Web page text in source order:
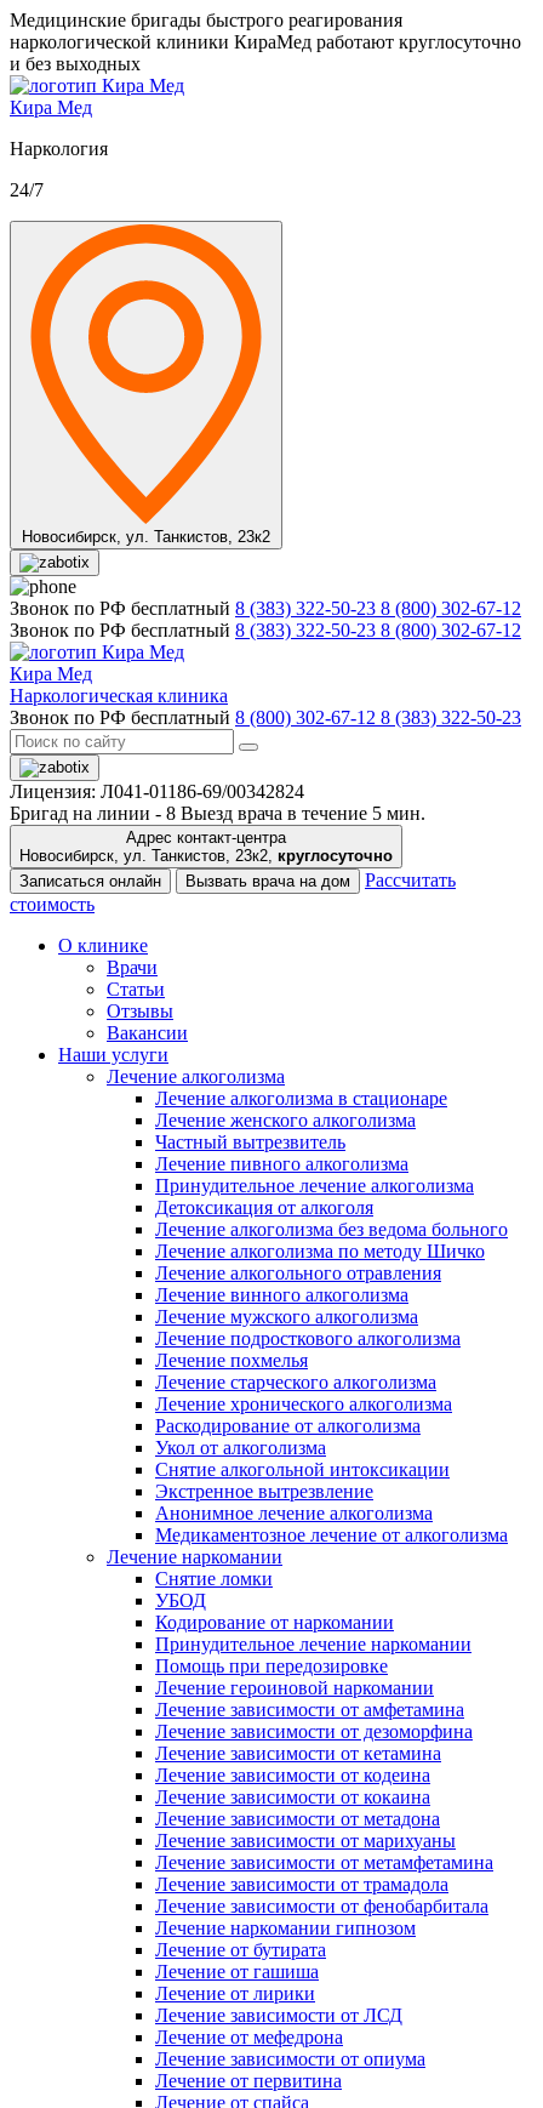
Медицинские бригады быстрого реагирования
наркологической клиники КираМед работают круглосуточно
и без выходных
Кира Мед
Наркология
24/7
Новосибирск, ул. Танкистов, 23к2
Звонок по РФ бесплатный 8 (383) 322-50-23 8 (800) 302-67-12
Звонок по РФ бесплатный 8 (383) 322-50-23 8 (800) 302-67-12
Кира Мед
Наркологическая клиника
Звонок по РФ бесплатный 8 (800) 302-67-12 8 (383) 322-50-23
Лицензия: Л041-01186-69/00342824
Бригад на линии - 8 Выезд врача в течение 5 мин.
Адрес контакт-центра
Новосибирск, ул. Танкистов, 23к2, круглосуточно
Записаться онлайн
Вызвать врача на дом
Рассчитать
стоимость
О клинике
Врачи
Статьи
Отзывы
Вакансии
Наши услуги
Лечение алкоголизма
Лечение алкоголизма в стационаре
Лечение женского алкоголизма
Частный вытрезвитель
Лечение пивного алкоголизма
Принудительное лечение алкоголизма
Детоксикация от алкоголя
Лечение алкоголизма без ведома больного
Лечение алкоголизма по методу Шичко
Лечение алкогольного отравления
Лечение винного алкоголизма
Лечение мужского алкоголизма
Лечение подросткового алкоголизма
Лечение похмелья
Лечение старческого алкоголизма
Лечение хронического алкоголизма
Раскодирование от алкоголизма
Укол от алкоголизма
Снятие алкогольной интоксикации
Экстренное вытрезвление
Анонимное лечение алкоголизма
Медикаментозное лечение от алкоголизма
Лечение наркомании
Снятие ломки
УБОД
Кодирование от наркомании
Принудительное лечение наркомании
Помощь при передозировке
Лечение героиновой наркомании
Лечение зависимости от амфетамина
Лечение зависимости от дезоморфина
Лечение зависимости от кетамина
Лечение зависимости от кодеина
Лечение зависимости от кокаина
Лечение зависимости от метадона
Лечение зависимости от марихуаны
Лечение зависимости от метамфетамина
Лечение зависимости от трамадола
Лечение зависимости от фенобарбитала
Лечение наркомании гипнозом
Лечение от бутирата
Лечение от гашиша
Лечение от лирики
Лечение зависимости от ЛСД
Лечение от мефедрона
Лечение зависимости от опиума
Лечение от первитина
Лечение от спайса